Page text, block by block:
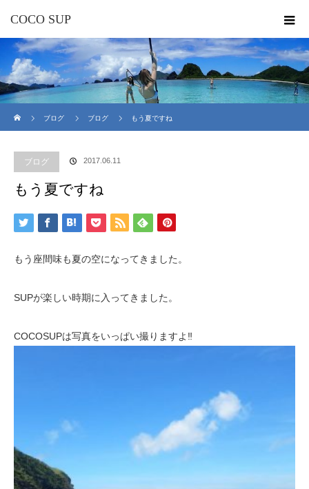
COCO SUP
ブログ
ブログ もう夏ですね
ブログ 2017.06.11
もう夏ですね
もう座間味も夏の空になってきました。
SUPが楽しい時期に入ってきました。
COCOSUPは写真をいっぱい撮りますよ‼️